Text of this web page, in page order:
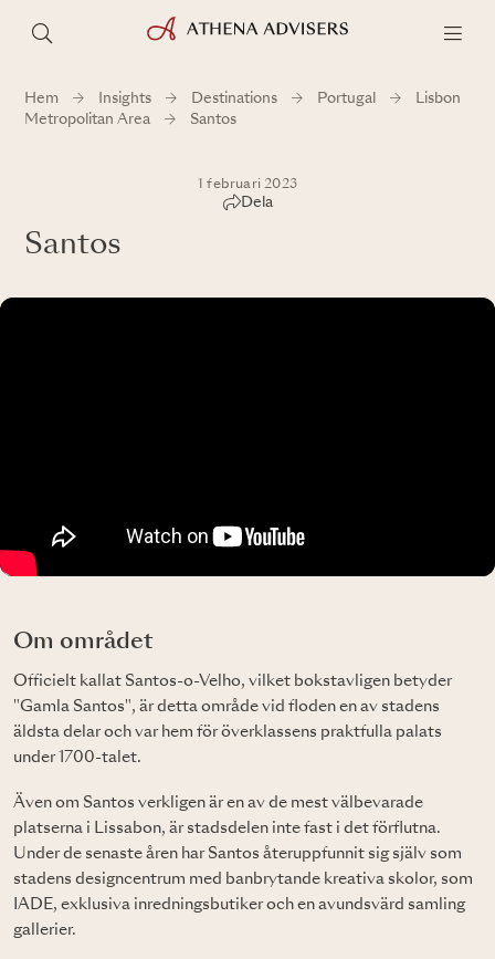
Hem Insights Destinations Portugal
Lisbon
Metropolitan Area
Santos
1 februari 2023
Dela
Santos
Om området
Officielt kallat Santos-o-Velho, vilket bokstavligen betyder
"Gamla Santos", är detta område vid floden en av stadens
äldsta delar och var hem för överklassens praktfulla palats
under 1700-talet.
Även om Santos verkligen är en av de mest välbevarade
platserna i Lissabon, är stadsdelen inte fast i det förflutna.
Under de senaste åren har Santos återuppfunnit sig själv som
stadens designcentrum med banbrytande kreativa skolor, som
IADE, exklusiva inredningsbutiker och en avundsvärd samling
gallerier.